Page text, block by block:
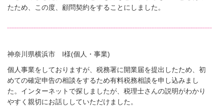
たため、この度、顧問契約をすることにしました。
神奈川県横浜市 I様(個人・事業)
個人事業をしておりますが、税務署に開業届を提出したため、初
めての確定申告の相談をするため有料税務相談を申し込みまし
た。インターネットで探しましたが、税理士さんの説明がわかり
やすく親切にお話ししていただけました。